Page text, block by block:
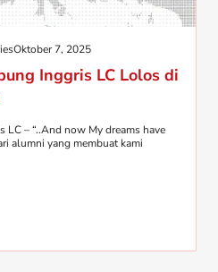
Oktober 7, 2025
Inggris LC Lolos di
– “..And now My dreams have
alumni yang membuat kami